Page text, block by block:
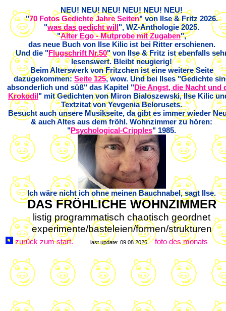
NEU! NEU! NEU! NEU! NEU! NEU!
"70 Fotos Gedichte Jahre Seiten" von Ilse & Fritz 2026.
"was das gedicht will", WZ-Anthologie 2025.
"Alter Ego - Mutprobe mit Zugaben",
das neue Buch von Ilse Kilic ist bei Ritter erschienen.
Und die "Flugschrift Nr.50" von Ilse & Fritz ist ebenfalls
lesenswert. Bleibt neugierig!
Beim Alterswerk von Fritzchen ist eine weitere Seite
dazugekommen: Seite 125, wow. Und bei Ilses "Gedichte
absonderlich und süß" das Kapitel "Die Angst, die Nacht und
Krokodil" mit Gedichten von Miron Bialoszewski, Ilse Kilic
Textzitat von Yevgenia Belorusets.
Besucht auch unsere Musikseite, da gibt es immer wieder
& auch Altes aus dem fröhl. Wohnzimmer zu hören:
"Psychological-Cripples" 1985.
Ich wäre nicht ich ohne meinen Bauchnabel, sagt Ilse.
DAS FRÖHLICHE WOHNZIMMER
listig programmatisch chaotisch geordnet
experimente/basteleien/formen/strukturen
zurück zum start. last update: 09.08.202600 foto des monats